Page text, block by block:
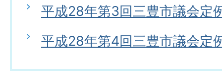
平成28年第3回三豊市議会定
平成28年第4回三豊市議会定